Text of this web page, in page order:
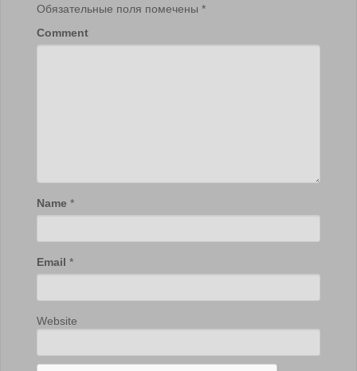
Обязательные поля помечены *
Comment
Name *
Email *
Website